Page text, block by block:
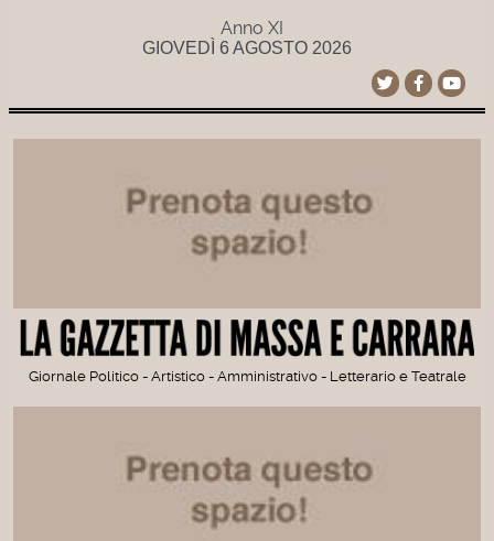
Anno XI
GIOVEDÌ 6 AGOSTO 2026
Giornale Politico - Artistico - Amministrativo - Letterario e Teatrale